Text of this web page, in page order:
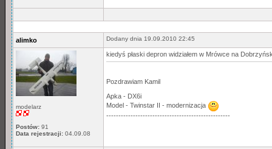
alimko Dodany dnia 19.09.2010 22:45
modelarz
Postów: 91
Data rejestracji: 04.09.08
kiedyś płaski depron widziałem w Mrówce na
Pozdrawiam Kamil
Apka - DX6i
Model - Twinstar II - modernizacja
---------------------------------------------------